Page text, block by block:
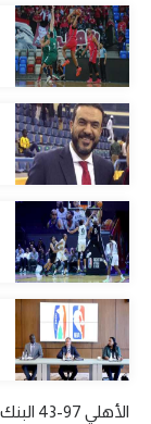
القسم الثاني
رياضات أخرى
أمم إفريقيا
كرة السلة الأمريكية
كرة سلة
كرة يد
كرة طائرة
الوطن العربي
في المونديال
الأهلي 97-43 البنك الأهلي